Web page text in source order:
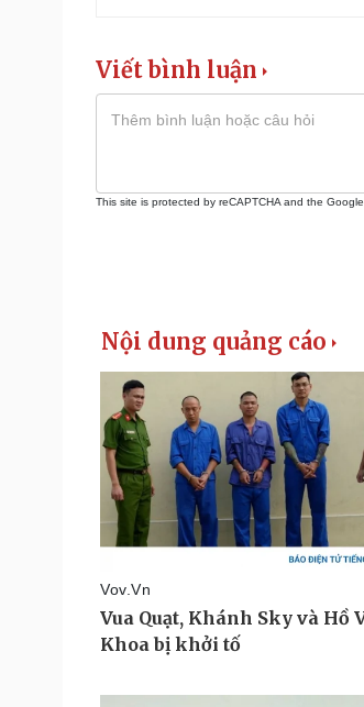
Viết bình luận
This site is protected by reCAPTCHA and the Google